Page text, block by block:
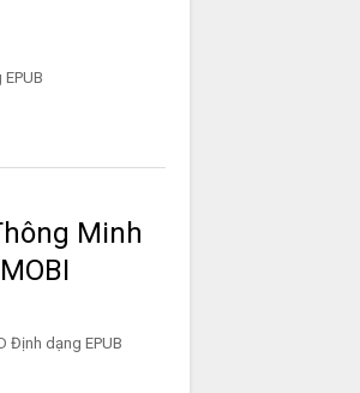
dạng EPUB
Minh
Định dạng EPUB